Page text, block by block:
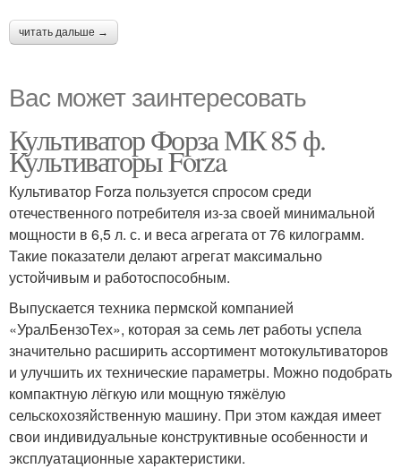
читать дальше →
Вас может заинтересовать
Культиватор Форза МК 85 ф.
Культиваторы Forza
Культиватор Forza пользуется спросом среди
отечественного потребителя из-за своей минимальной
мощности в 6,5 л. с. и веса агрегата от 76 килограмм.
Такие показатели делают агрегат максимально
устойчивым и работоспособным.
Выпускается техника пермской компанией
«УралБензоТех», которая за семь лет работы успела
значительно расширить ассортимент мотокультиваторов
и улучшить их технические параметры. Можно подобрать
компактную лёгкую или мощную тяжёлую
сельскохозяйственную машину. При этом каждая имеет
свои индивидуальные конструктивные особенности и
эксплуатационные характеристики.